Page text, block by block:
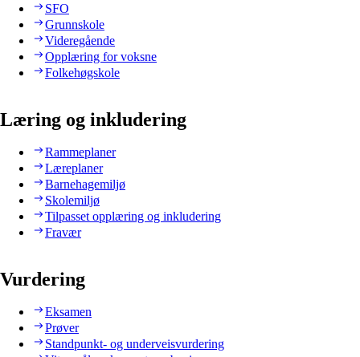
SFO
Grunnskole
Videregående
Opplæring for voksne
Folkehøgskole
Læring og inkludering
Rammeplaner
Læreplaner
Barnehagemiljø
Skolemiljø
Tilpasset opplæring og inkludering
Fravær
Vurdering
Eksamen
Prøver
Standpunkt- og underveisvurdering